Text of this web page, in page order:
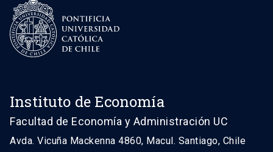
Instituto de Economía
Facultad de Economía y Administración UC
Avda. Vicuña Mackenna 4860, Macul. Santiago, Chile